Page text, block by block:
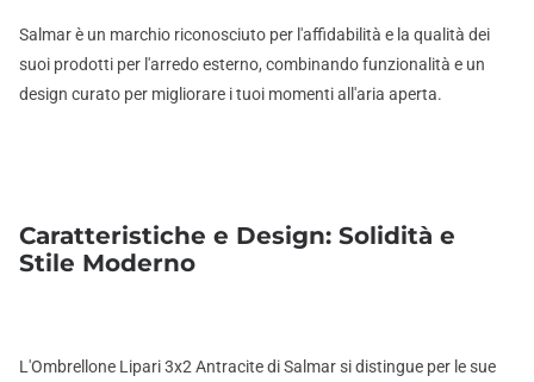
Salmar è un marchio riconosciuto per l'affidabilità e la qualità dei
suoi prodotti per l'arredo esterno, combinando funzionalità e un
design curato per migliorare i tuoi momenti all'aria aperta.
Caratteristiche e Design: Solidità e
Stile Moderno
L'Ombrellone Lipari 3x2 Antracite di Salmar si distingue per le sue